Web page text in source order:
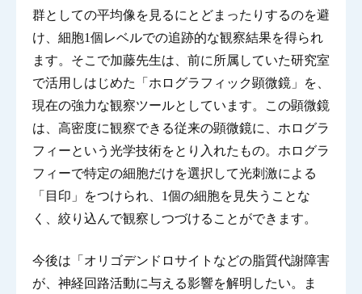
群としての平均像を見るにとどまったりするのを避
け、細胞1個レベルでの追跡的な観察結果を得られ
ます。そこで加藤先生は、前に所属していた研究室
で活用しはじめた「ホログラフィック顕微鏡」を、
現在の強力な観察ツールとしています。この顕微鏡
は、高密度に観察できる従来の顕微鏡に、ホログラ
フィーという光学技術をとり入れたもの。ホログラ
フィーで特定の細胞だけを選択して光刺激による
「目印」をつけられ、1個の細胞を見失うことな
く、絞り込んで観察しつづけることができます。
今後は「オリゴデンドロサイトなどの脂質代謝障害
が、神経回路活動に与える影響を解明したい。ま